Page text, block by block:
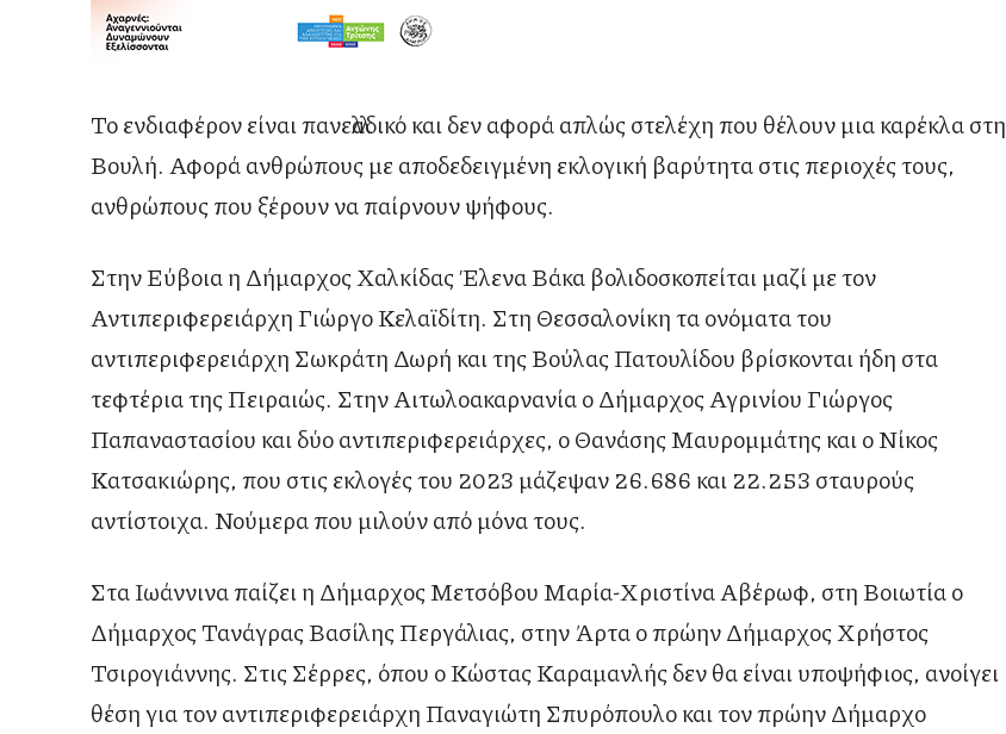
Το ενδιαφέρον είναι πανελλαδικό και δεν αφορά απλώς στελέχη που θέλουν μια καρέκλα στη
Βουλή. Αφορά ανθρώπους με αποδεδειγμένη εκλογική βαρύτητα στις περιοχές τους,
ανθρώπους που ξέρουν να παίρνουν ψήφους.
Στην Εύβοια η Δήμαρχος Χαλκίδας Έλενα Βάκα βολιδοσκοπείται μαζί με τον
Αντιπεριφερειάρχη Γιώργο Κελαϊδίτη. Στη Θεσσαλονίκη τα ονόματα του
αντιπεριφερειάρχη Σωκράτη Δωρή και της Βούλας Πατουλίδου βρίσκονται ήδη στα
τεφτέρια της Πειραιώς. Στην Αιτωλοακαρνανία ο Δήμαρχος Αγρινίου Γιώργος
Παπαναστασίου και δύο αντιπεριφερειάρχες, ο Θανάσης Μαυρομμάτης και ο Νίκος
Κατσακιώρης, που στις εκλογές του 2023 μάζεψαν 26.686 και 22.253 σταυρούς
αντίστοιχα. Νούμερα που μιλούν από μόνα τους.
Στα Ιωάννινα παίζει η Δήμαρχος Μετσόβου Μαρία-Χριστίνα Αβέρωφ, στη Βοιωτία ο
Δήμαρχος Τανάγρας Βασίλης Περγάλιας, στην Άρτα ο πρώην Δήμαρχος Χρήστος
Τσιρογιάννης. Στις Σέρρες, όπου ο Κώστας Καραμανλής δεν θα είναι υποψήφιος, ανοίγει
θέση για τον αντιπεριφερειάρχη Παναγιώτη Σπυρόπουλο και τον πρώην Δήμαρχο